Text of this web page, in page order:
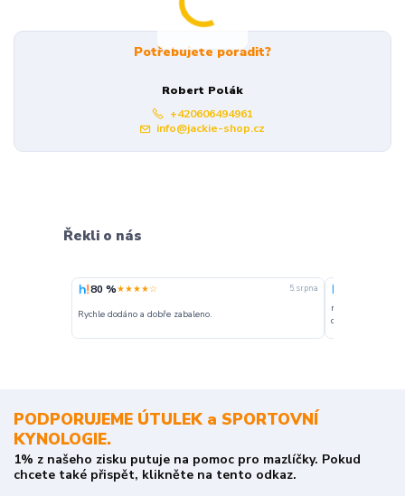
Potřebujete poradit?
Robert Polák
+420606494961
info@jackie-shop.cz
Řekli o nás
80 %★★★★☆ 5. srpna
Rychle dodáno a dobře zabaleno.
nakupuji
o stavu
PODPORUJEME ÚTULEK a SPORTOVNÍ
KYNOLOGIE.
1% z našeho zisku putuje na pomoc pro mazlíčky. Pokud
chcete také přispět, klikněte na tento odkaz.